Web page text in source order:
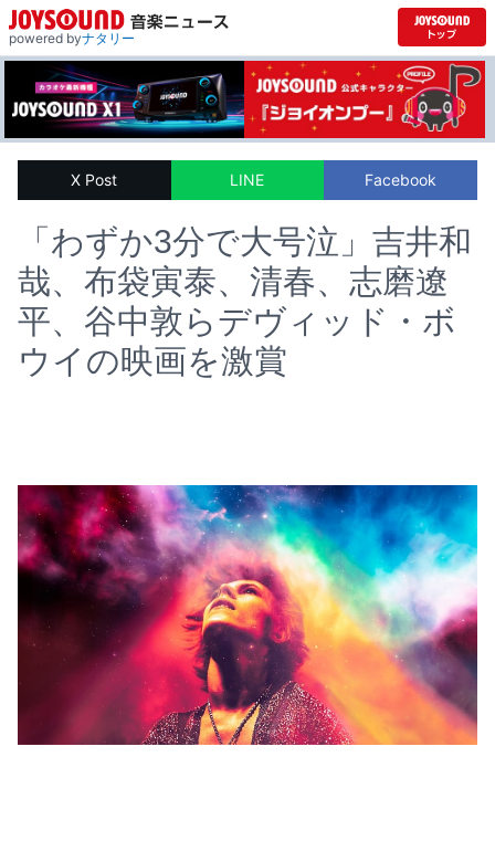
powered byナタリー
X Post LINE Facebook
「わずか3分で大号泣」吉井和
哉、布袋寅泰、清春、志磨遼
平、谷中敦らデヴィッド・ボ
ウイの映画を激賞